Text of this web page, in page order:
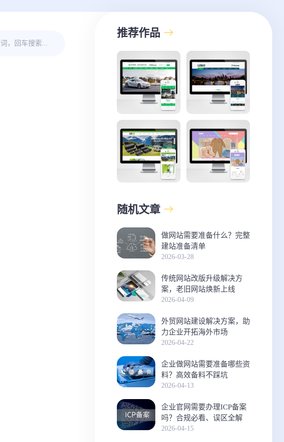
推荐作品
随机文章
做网站需要准备什么？完整
建站准备清单
2026-03-28
传统网站改版升级解决方
案，老旧网站焕新上线
2026-04-09
外贸网站建设解决方案，助
力企业开拓海外市场
2026-04-22
企业做网站需要准备哪些资
料？高效备料不踩坑
2026-04-13
企业官网需要办理ICP备案
吗？合规必看、误区全解
2026-04-15